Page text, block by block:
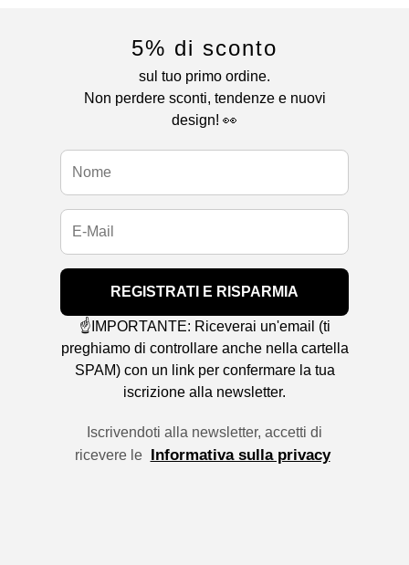
5% di sconto
sul tuo primo ordine.
Non perdere sconti, tendenze e nuovi
design! 👀
REGISTRATI E RISPARMIA
☝️IMPORTANTE: Riceverai un'email (ti
preghiamo di controllare anche nella cartella
SPAM) con un link per confermare la tua
iscrizione alla newsletter.
Iscrivendoti alla newsletter, accetti di
ricevere le Informativa sulla privacy